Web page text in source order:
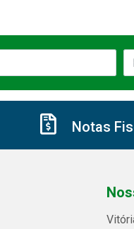
Notas